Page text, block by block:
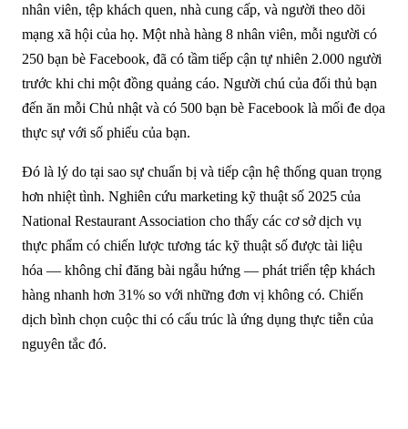
nhân viên, tệp khách quen, nhà cung cấp, và người theo dõi
mạng xã hội của họ. Một nhà hàng 8 nhân viên, mỗi người có
250 bạn bè Facebook, đã có tầm tiếp cận tự nhiên 2.000 người
trước khi chi một đồng quảng cáo. Người chú của đối thủ bạn
đến ăn mỗi Chủ nhật và có 500 bạn bè Facebook là mối đe dọa
thực sự với số phiếu của bạn.
Đó là lý do tại sao sự chuẩn bị và tiếp cận hệ thống quan trọng
hơn nhiệt tình. Nghiên cứu marketing kỹ thuật số 2025 của
National Restaurant Association cho thấy các cơ sở dịch vụ
thực phẩm có chiến lược tương tác kỹ thuật số được tài liệu
hóa — không chỉ đăng bài ngẫu hứng — phát triển tệp khách
hàng nhanh hơn 31% so với những đơn vị không có. Chiến
dịch bình chọn cuộc thi có cấu trúc là ứng dụng thực tiễn của
nguyên tắc đó.